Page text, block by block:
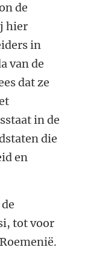
de
hier
in
van de
dat ze
in de
die
en
tot voor